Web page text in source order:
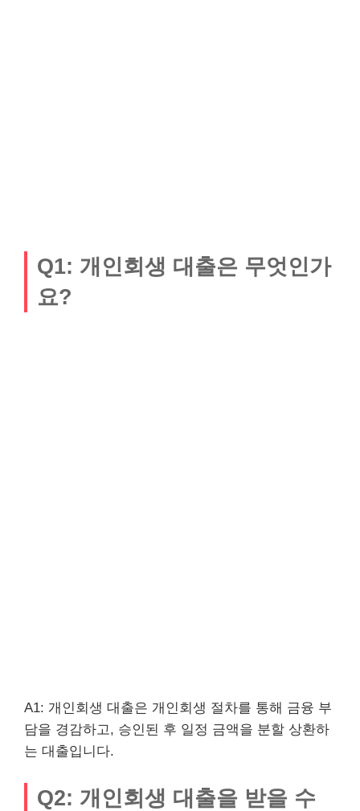
Q1: 개인회생 대출은 무엇인가
요?
A1: 개인회생 대출은 개인회생 절차를 통해 금융 부
담을 경감하고, 승인된 후 일정 금액을 분할 상환하
는 대출입니다.
Q2: 개인회생 대출을 받을 수